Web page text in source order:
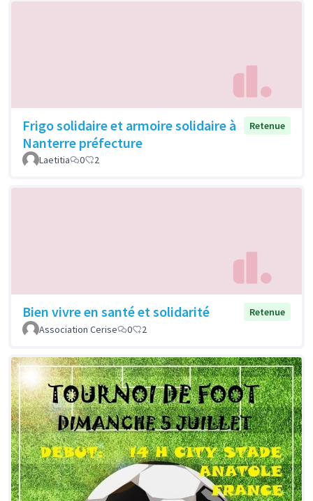
Frigo solidaire et armoire solidaire à
Nanterre préfecture
Retenue
Laetitia 0 2
Bien vivre en santé et solidarité
Retenue
Association Cerise
0 2